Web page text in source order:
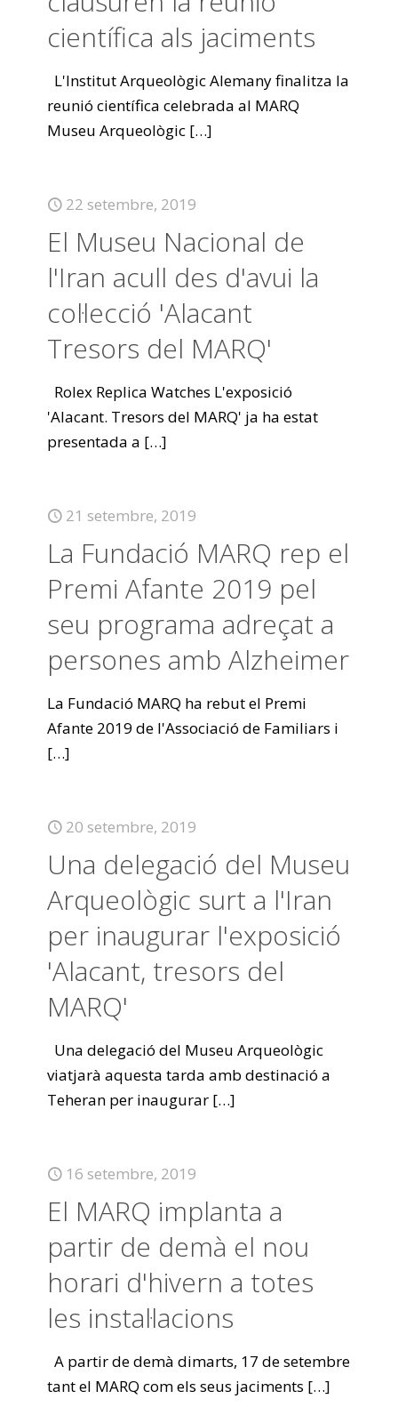
científica als jaciments
L'Institut Arqueològic Alemany finalitza la
reunió científica celebrada al MARQ
Museu Arqueològic […]
22 setembre, 2019
El Museu Nacional de
l'Iran acull des d'avui la
col·lecció 'Alacant
Tresors del MARQ'
Rolex Replica Watches L'exposició
'Alacant. Tresors del MARQ' ja ha estat
presentada a […]
21 setembre, 2019
La Fundació MARQ rep el
Premi Afante 2019 pel
seu programa adreçat a
persones amb Alzheimer
La Fundació MARQ ha rebut el Premi
Afante 2019 de l'Associació de Familiars i
[…]
20 setembre, 2019
Una delegació del Museu
Arqueològic surt a l'Iran
per inaugurar l'exposició
'Alacant, tresors del
MARQ'
Una delegació del Museu Arqueològic
viatjarà aquesta tarda amb destinació a
Teheran per inaugurar […]
16 setembre, 2019
El MARQ implanta a
partir de demà el nou
horari d'hivern a totes
les instal·lacions
A partir de demà dimarts, 17 de setembre
tant el MARQ com els seus jaciments […]